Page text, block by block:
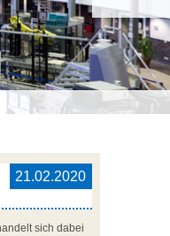
21.02.2020
sich dabei